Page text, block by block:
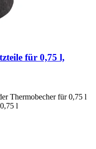
für 0,75 l,
Thermobecher für 0,75 l
l